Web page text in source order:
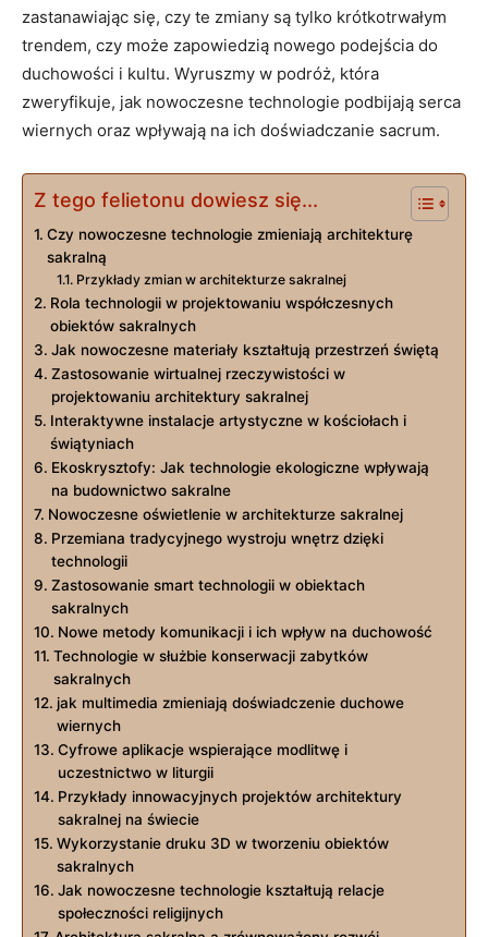
zastanawiając się, czy te zmiany są tylko krótkotrwałym
trendem, czy ⁤może zapowiedzią ⁤nowego​ podejścia do
duchowości i kultu. Wyruszmy w podróż, która
zweryfikuje, jak ⁤nowoczesne technologie podbijają⁢ serca⁤
wiernych ​oraz wpływają‍ na ich doświadczanie sacrum.
Z tego felietonu dowiesz się...
Czy nowoczesne technologie zmieniają architekturę⁤
sakralną
Przykłady zmian w architekturze sakralnej
Rola technologii w ‌projektowaniu współczesnych
obiektów sakralnych
Jak⁢ nowoczesne materiały kształtują przestrzeń świętą
Zastosowanie wirtualnej rzeczywistości w
projektowaniu architektury sakralnej
Interaktywne instalacje‍ artystyczne w kościołach i
świątyniach
Ekoskrysztofy: Jak technologie ekologiczne⁢ wpływają⁣
na budownictwo‌ sakralne
Nowoczesne oświetlenie w architekturze sakralnej
Przemiana tradycyjnego wystroju wnętrz dzięki
technologii
Zastosowanie smart technologii⁣ w obiektach
sakralnych
Nowe metody komunikacji i‍ ich wpływ na duchowość
Technologie⁢ w służbie konserwacji zabytków
sakralnych
jak multimedia zmieniają doświadczenie duchowe
wiernych
Cyfrowe aplikacje wspierające modlitwę i
uczestnictwo w liturgii
Przykłady‌ innowacyjnych projektów architektury
sakralnej na⁤ świecie
Wykorzystanie‍ druku ​3D w ‌tworzeniu⁤ obiektów
sakralnych
Jak nowoczesne technologie kształtują relacje
społeczności religijnych